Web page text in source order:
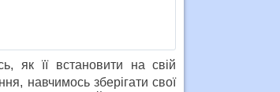
як її встановити на свій
навчимось зберігати свої